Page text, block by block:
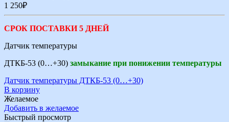
1 250₽
СРОК ПОСТАВКИ 5 ДНЕЙ
Датчик температуры
ДТКБ-53 (0…+30) замыкание при понижении температуры
Датчик температуры ДТКБ-53 (0…+30)
В корзину
Желаемое
Добавить в желаемое
Быстрый просмотр